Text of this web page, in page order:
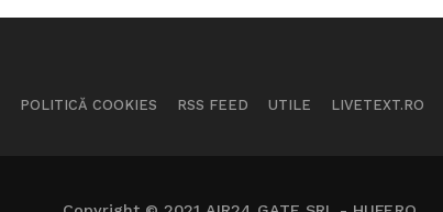
POLITICĂ COOKIES RSS FEED UTILE LIVETEXT.RO